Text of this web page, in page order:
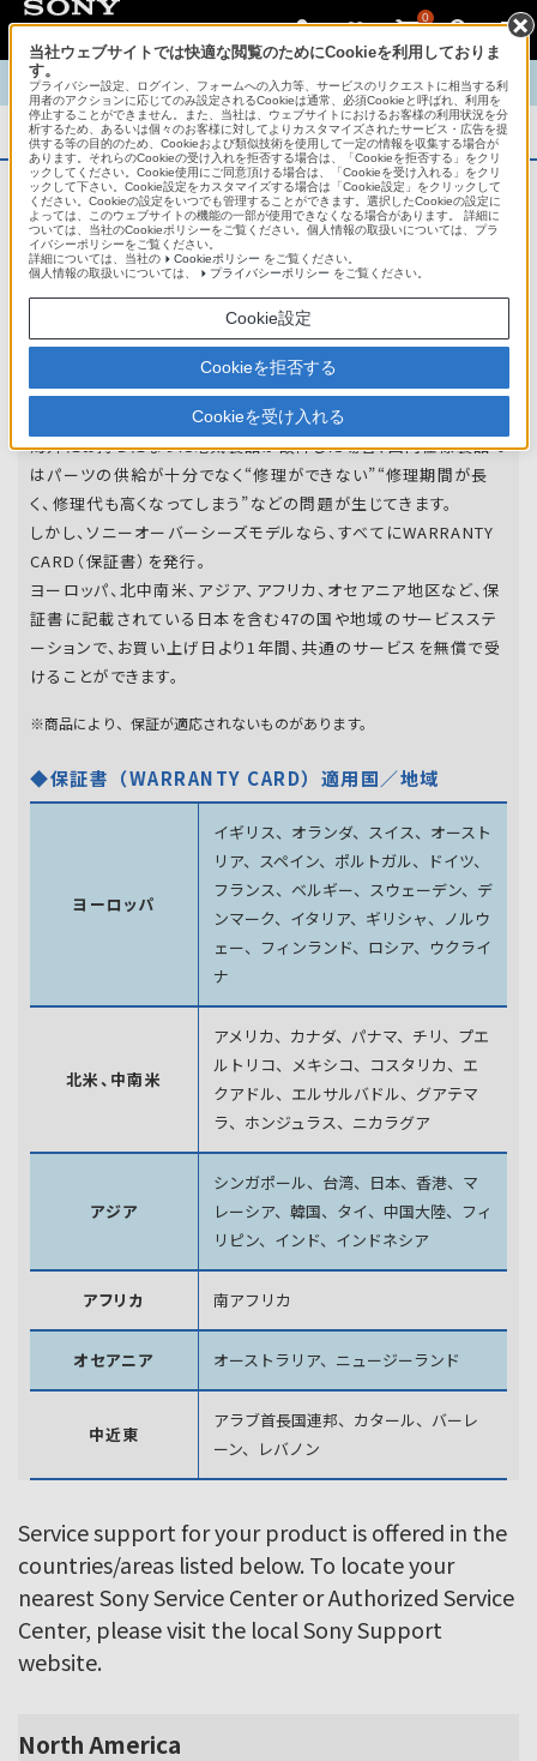
0
TOP 商品概要 商品情報 English 中文
商品概要
アフターサービス
オーバーシーズモデルは、いろいろな国
地域で共通の保証を実施しています。
世界47の国や地域で共通の保証サービスを実施し
ています。
海外にお持ちになった電気製品が故障した場合、国内仕様製品で
はパーツの供給が十分でなく“修理ができない”“修理期間が長
く、修理代も高くなってしまう”などの問題が生じてきます。
しかし、ソニーオーバーシーズモデルなら、すべてにWARRANTY
CARD（保証書）を発行。
ヨーロッパ、北中南米、アジア、アフリカ、オセアニア地区など、保
証書に記載されている日本を含む47の国や地域のサービスステ
ーションで、お買い上げ日より1年間、共通のサービスを無償で受
けることができます。
※商品により、保証が適応されないものがあります。
◆保証書（WARRANTY CARD）適用国／地域
ヨーロッパ
イギリス、オランダ、スイス、オースト
リア、スペイン、 ポルトガル、ドイツ、
フランス、ベルギー、スウェーデン、 デ
ンマーク、イタリア、ギリシャ、ノルウ
ェー、フィンランド、 ロシア、ウクライ
ナ
北米、中南米
アメリカ、カナダ、パナマ、チリ、プエ
ルトリコ、メキシコ、 コスタリカ、エ
クアドル、エルサルバドル、グアテマ
ラ、 ホンジュラス、ニカラグア
アジア
シンガポール、台湾、日本、香港、マ
レーシア、韓国、 タイ、中国大陸、フィ
リピン、インド、インドネシア
アフリカ 南アフリカ
オセアニア オーストラリア、ニュージーランド
中近東
アラブ首長国連邦、カタール、バーレ
ーン、レバノン
Service support for your product is offered in the
countries/areas listed below. To locate your
nearest Sony Service Center or Authorized Service
Center, please visit the local Sony Support
website.
North America
当社ウェブサイトでは快適な閲覧のためにCookieを利用しておりま
す。
プライバシー設定、ログイン、フォームへの入力等、サービスのリクエストに相当する利
用者のアクションに応じてのみ設定されるCookieは通常、必須Cookieと呼ばれ、利用を
停止することができません。また、当社は、ウェブサイトにおけるお客様の利用状況を分
析するため、あるいは個々のお客様に対してよりカスタマイズされたサービス・広告を提
供する等の目的のため、Cookieおよび類似技術を使用して一定の情報を収集する場合が
あります。それらのCookieの受け入れを拒否する場合は、「Cookieを拒否する」をクリ
ックしてください。Cookie使用にご同意頂ける場合は、「Cookieを受け入れる」をクリ
ックして下さい。Cookie設定をカスタマイズする場合は「Cookie設定」をクリックして
ください。Cookieの設定をいつでも管理することができます。選択したCookieの設定に
よっては、このウェブサイトの機能の一部が使用できなくなる場合があります。 詳細に
ついては、当社のCookieポリシーをご覧ください。個人情報の取扱いについては、プラ
イバシーポリシーをご覧ください。
詳細については、当社の
Cookieポリシー をご覧ください。
個人情報の取扱いについては、
プライバシーポリシー をご覧ください。
Cookie設定
Cookieを拒否する
Cookieを受け入れる